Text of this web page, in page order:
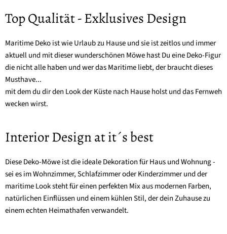
Top Qualität - Exklusives Design
Maritime Deko ist wie Urlaub zu Hause und sie ist zeitlos und immer
aktuell und mit dieser wunderschönen Möwe hast Du eine Deko-Figur
die nicht alle haben und wer das Maritime liebt, der braucht dieses
Musthave...
mit dem du dir den Look der Küste nach Hause holst und das Fernweh
wecken wirst.
Interior Design at it´s best
Diese Deko-Möwe ist die ideale Dekoration für Haus und Wohnung -
sei es im Wohnzimmer, Schlafzimmer oder Kinderzimmer und der
maritime Look steht für einen perfekten Mix aus modernen Farben,
natürlichen Einflüssen und einem kühlen Stil, der dein Zuhause zu
einem echten Heimathafen verwandelt.